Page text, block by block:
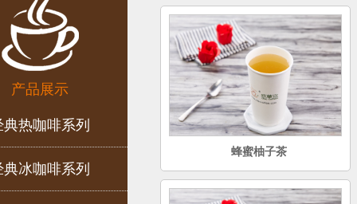
产品展示
典热咖啡系列
典冰咖啡系列
蜂蜜柚子茶